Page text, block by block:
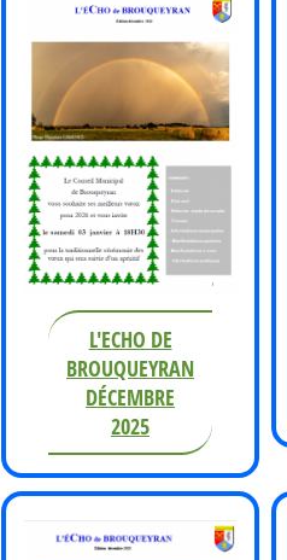
L'ECHO DE
BROUQUEYRAN
DÉCEMBRE
2025